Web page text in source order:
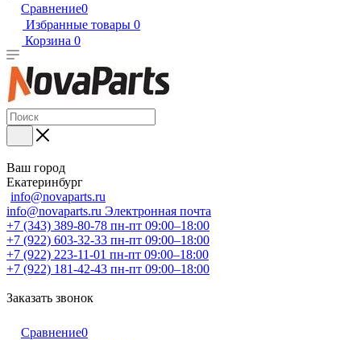
Сравнение0
Избранные товары 0
Корзина 0
Ваш город
Екатеринбург
info@novaparts.ru
info@novaparts.ru Электронная почта
+7 (343) 389-80-78 пн-пт 09:00–18:00
+7 (922) 603-32-33 пн-пт 09:00–18:00
+7 (922) 223-11-01 пн-пт 09:00–18:00
+7 (922) 181-42-43 пн-пт 09:00–18:00
Заказать звонок
Сравнение0